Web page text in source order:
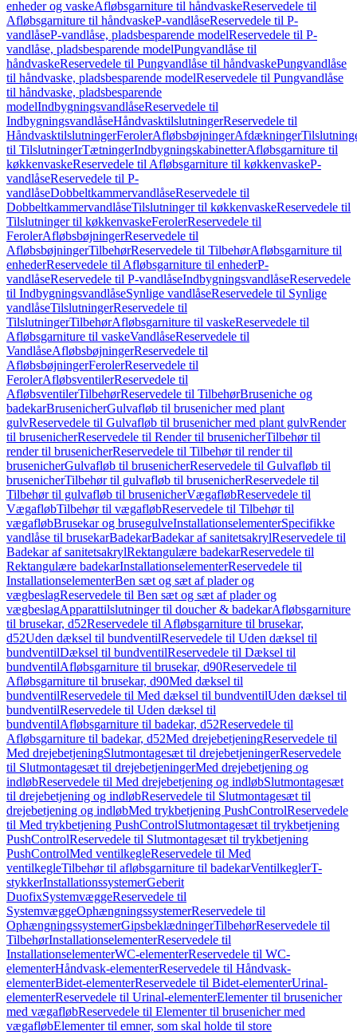
enheder og vaskeAfløbsgarniture til håndvaskeReservedele til
Afløbsgarniture til håndvaskeP-vandlåseReservedele til P-
vandlåseP-vandlåse, pladsbesparende modelReservedele til P-
vandlåse, pladsbesparende modelPungvandlåse til
håndvaskeReservedele til Pungvandlåse til håndvaskePungvandlåse
til håndvaske, pladsbesparende modelReservedele til Pungvandlåse
til håndvaske, pladsbesparende
modelIndbygningsvandlåseReservedele til
IndbygningsvandlåseHåndvasktilslutningerReservedele til
HåndvasktilslutningerFerolerAfløbsbøjningerAfdækninger
til TilslutningerTætningerIndbygningskabinetterAfløbsgarniture til
køkkenvaskeReservedele til Afløbsgarniture til køkkenvaskeP-
vandlåseReservedele til P-
vandlåseDobbeltkammervandlåseReservedele til
DobbeltkammervandlåseTilslutninger til køkkenvaskeReservedele til
Tilslutninger til køkkenvaskeFerolerReservedele til
FerolerAfløbsbøjningerReservedele til
AfløbsbøjningerTilbehørReservedele til TilbehørAfløbsgarniture til
enhederReservedele til Afløbsgarniture til enhederP-
vandlåseReservedele til P-vandlåseIndbygningsvandlåseReservedele
til IndbygningsvandlåseSynlige vandlåseReservedele til Synlige
vandlåseTilslutningerReservedele til
TilslutningerTilbehørAfløbsgarniture til vaskeReservedele til
Afløbsgarniture til vaskeVandlåseReservedele til
VandlåseAfløbsbøjningerReservedele til
AfløbsbøjningerFerolerReservedele til
FerolerAfløbsventilerReservedele til
AfløbsventilerTilbehørReservedele til TilbehørBruseniche og
badekarBrusenicherGulvafløb til brusenicher med plant
gulvReservedele til Gulvafløb til brusenicher med plant gulvRender
til brusenicherReservedele til Render til brusenicherTilbehør til
render til brusenicherReservedele til Tilbehør til render til
brusenicherGulvafløb til brusenicherReservedele til Gulvafløb til
brusenicherTilbehør til gulvafløb til brusenicherReservedele til
Tilbehør til gulvafløb til brusenicherVægafløbReservedele til
VægafløbTilbehør til vægafløbReservedele til Tilbehør til
vægafløbBrusekar og brusegulveInstallationselementerSpecifikke
vandlåse til brusekarBadekarBadekar af sanitetsakrylReservedele til
Badekar af sanitetsakrylRektangulære badekarReservedele til
Rektangulære badekarInstallationselementerReservedele til
InstallationselementerBen sæt og sæt af plader og
vægbeslagReservedele til Ben sæt og sæt af plader og
vægbeslagApparattilslutninger til doucher & badekarAfløbsgarniture
til brusekar, d52Reservedele til Afløbsgarniture til brusekar,
d52Uden dæksel til bundventilReservedele til Uden dæksel til
bundventilDæksel til bundventilReservedele til Dæksel til
bundventilAfløbsgarniture til brusekar, d90Reservedele til
Afløbsgarniture til brusekar, d90Med dæksel til
bundventilReservedele til Med dæksel til bundventilUden dæksel til
bundventilReservedele til Uden dæksel til
bundventilAfløbsgarniture til badekar, d52Reservedele til
Afløbsgarniture til badekar, d52Med drejebetjeningReservedele til
Med drejebetjeningSlutmontagesæt til drejebetjeningerReservedele
til Slutmontagesæt til drejebetjeningerMed drejebetjening og
indløbReservedele til Med drejebetjening og indløbSlutmontagesæt
til drejebetjening og indløbReservedele til Slutmontagesæt til
drejebetjening og indløbMed trykbetjening PushControlReservedele
til Med trykbetjening PushControlSlutmontagesæt til trykbetjening
PushControlReservedele til Slutmontagesæt til trykbetjening
PushControlMed ventilkegleReservedele til Med
ventilkegleTilbehør til afløbsgarniture til badekarVentilkeglerT-
stykkerInstallationssystemerGeberit
DuofixSystemvæggeReservedele til
SystemvæggeOphængningssystemerReservedele til
OphængningssystemerGipsbeklædningerTilbehørReservedele til
TilbehørInstallationselementerReservedele til
InstallationselementerWC-elementerReservedele til WC-
elementerHåndvask-elementerReservedele til Håndvask-
elementerBidet-elementerReservedele til Bidet-elementerUrinal-
elementerReservedele til Urinal-elementerElementer til brusenicher
med vægafløbReservedele til Elementer til brusenicher med
vægafløbElementer til emner, som skal holde til store